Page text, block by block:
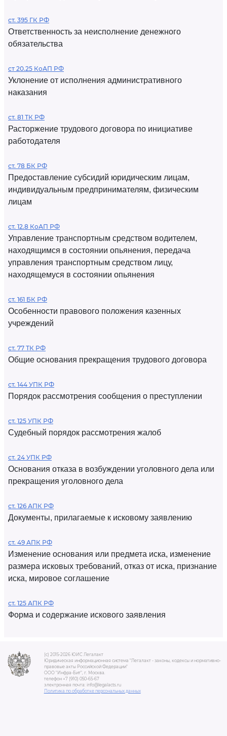
ст. 395 ГК РФ
Ответственность за неисполнение денежного
обязательства
ст 20.25 КоАП РФ
Уклонение от исполнения административного
наказания
ст. 81 ТК РФ
Расторжение трудового договора по инициативе
работодателя
ст. 78 БК РФ
Предоставление субсидий юридическим лицам,
индивидуальным предпринимателям, физическим
лицам
ст. 12.8 КоАП РФ
Управление транспортным средством водителем,
находящимся в состоянии опьянения, передача
управления транспортным средством лицу,
находящемуся в состоянии опьянения
ст. 161 БК РФ
Особенности правового положения казенных
учреждений
ст. 77 ТК РФ
Общие основания прекращения трудового договора
ст. 144 УПК РФ
Порядок рассмотрения сообщения о преступлении
ст. 125 УПК РФ
Судебный порядок рассмотрения жалоб
ст. 24 УПК РФ
Основания отказа в возбуждении уголовного дела или
прекращения уголовного дела
ст. 126 АПК РФ
Документы, прилагаемые к исковому заявлению
ст. 49 АПК РФ
Изменение основания или предмета иска, изменение
размера исковых требований, отказ от иска, признание
иска, мировое соглашение
ст. 125 АПК РФ
Форма и содержание искового заявления
(c) 2015-2026 ЮИС Легалакт
Юридическая информационная система "Легалакт - законы, кодексы и нормативно-
правовые акты Российской Федерации"
ООО "Инфра-Бит", г. Москва.
телефон +7 (910) 050-65-67
электронная почта: info@legalacts.ru
Политика по обработке персональных данных